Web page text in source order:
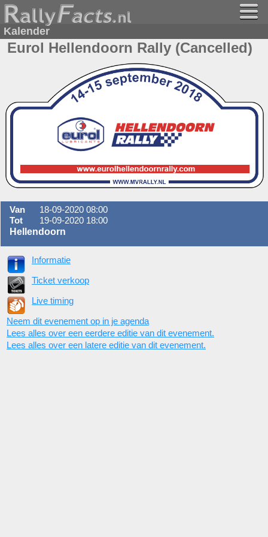
Kalender
Eurol Hellendoorn Rally (Cancelled)
Van
18-09-2020 08:00
Tot
19-09-2020 18:00
Hellendoorn
Informatie
Ticket verkoop
Live timing
Neem dit evenement op in je agenda
Lees alles over een eerdere editie van dit evenement.
Lees alles over een latere editie van dit evenement.